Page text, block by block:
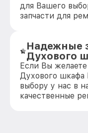
для Вашего
запчасти для
Надежные
Духового
Если Вы
Духового шкафа
выбору у нас в
качественные